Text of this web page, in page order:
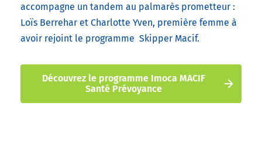
accompagne un tandem au palmarès prometteur :
Loïs Berrehar et Charlotte Yven, première femme à
avoir rejoint le programme Skipper Macif.
Découvrez le programme Imoca MACIF
Santé Prévoyance